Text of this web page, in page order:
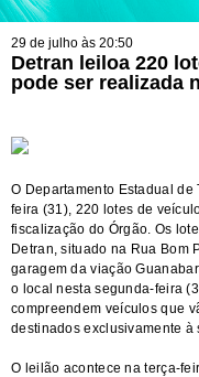
29 de julho às 20:50
Detran leiloa 220
pode ser realizada
O Departamento Estadual
feira (31), 220 lotes de
fiscalização do Órgão. Os
Detran, situado na Rua Bom
garagem da viação
o local nesta segunda-feira
compreendem veículos que
destinados exclusivamente à
O leilão acontece na terça-